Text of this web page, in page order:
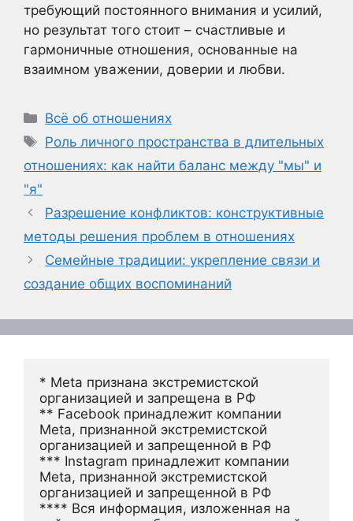
требующий постоянного внимания и усилий,
но результат того стоит – счастливые и
гармоничные отношения, основанные на
взаимном уважении, доверии и любви.
Рубрики
Всё об отношениях
Метки
Роль личного пространства в длительных
отношениях: как найти баланс между "мы" и
"я"
Разрешение конфликтов: конструктивные
методы решения проблем в отношениях
Семейные традиции: укрепление связи и
создание общих воспоминаний
* Meta признана экстремистской
организацией и запрещена в РФ
** Facebook принадлежит компании
Meta, признанной экстремистской
организацией и запрещенной в РФ
*** Instagram принадлежит компании
Meta, признанной экстремистской
организацией и запрещенной в РФ
**** Вся информация, изложенная на